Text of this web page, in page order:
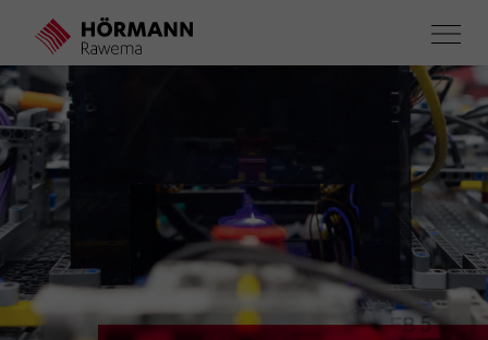
Direkt
Inhalt